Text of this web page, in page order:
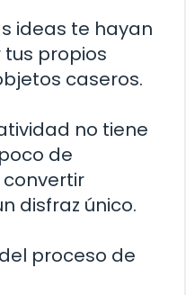
ideas te hayan
propios
caseros.
no tiene
de
disfraz único.
proceso de